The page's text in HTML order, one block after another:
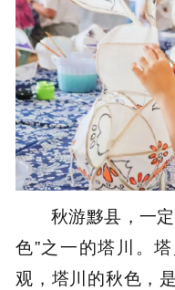
秋游黟县，一
色”之一的塔川。
观，塔川的秋色，